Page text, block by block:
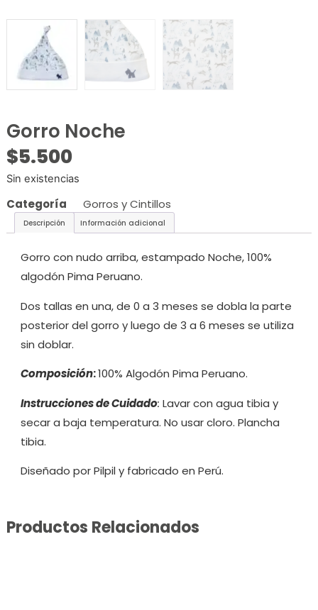
Gorro Noche
$5.500
Sin existencias
Categoría Gorros y Cintillos
Descripción Información adicional
Gorro con nudo arriba, estampado Noche, 100%
algodón Pima Peruano.
Dos tallas en una, de 0 a 3 meses se dobla la parte
posterior del gorro y luego de 3 a 6 meses se utiliza
sin doblar.
Composición:100% Algodón Pima Peruano.
Instrucciones de Cuidado: Lavar con agua tibia y
secar a baja temperatura. No usar cloro. Plancha
tibia.
Diseñado por Pilpil y fabricado en Perú.
Productos Relacionados